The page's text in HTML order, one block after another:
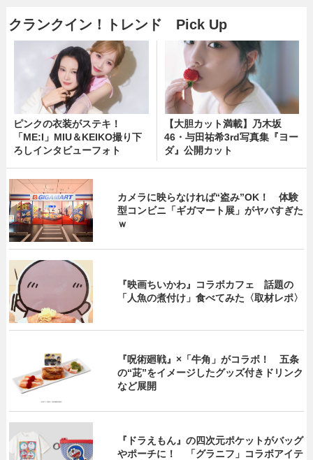
クランクイン！トレンド Pick Up
ピンクの衣装がステキ！
「ME:I」MIU＆KEIKO撮り下
ろしインタビューフォト
【大胆カット満載】乃木坂
46・与田祐希3rd写真集『ヨー
ダ』公開カット
カメラに映らなければ“盗み”OK！ 体験
型コンビニ「ギガマート展」がヤバすぎた
ｗ
『映画ちいかわ』コラボカフェ 話題の
「人魚の煮付け」食べてみた〈取材レポ〉
『呪術廻戦』×「牛角」がコラボ！ 五条
の“茈”をイメージしたグッズ付きドリンク
など展開
『ドラえもん』の四次元ポケットがバッグ
やポーチに！ 「グラニフ」コラボアイテ